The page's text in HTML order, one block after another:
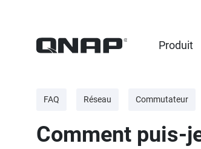
Produit
FAQ Réseau Commutateur
Comment puis-